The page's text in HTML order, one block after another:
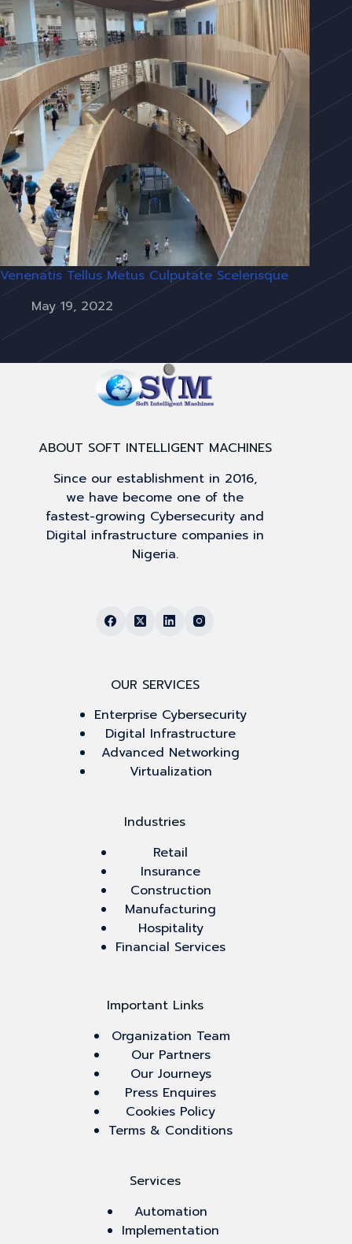
Venenatis Tellus Metus Culputate Scelerisque
May 19, 2022
ABOUT SOFT INTELLIGENT MACHINES
Since our establishment in 2016,
we have become one of the
fastest-growing Cybersecurity and
Digital infrastructure companies in
Nigeria.
OUR SERVICES
Enterprise Cybersecurity
Digital Infrastructure
Advanced Networking
Virtualization
Industries
Retail
Insurance
Construction
Manufacturing
Hospitality
Financial Services
Important Links
Organization Team
Our Partners
Our Journeys
Press Enquires
Cookies Policy
Terms & Conditions
Services
Automation
Implementation